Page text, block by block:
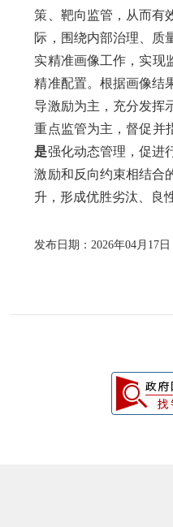
策、靶向监管，从而有
际，围绕内部治理、质
实精准画像工作，实现
精准配置。根据画像结
导激励为主，充分发挥
重点监管为主，督促并
是强化动态管理，促进
激励和反向约束相结合
升，形成优胜劣汰、良
发布日期：2026年04月17日